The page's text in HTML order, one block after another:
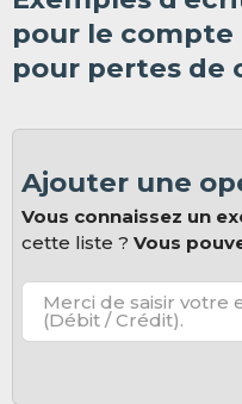
pour le compte
pour pertes de
Ajouter une
Vous connaissez un
cette liste ?Vous
Merci de saisir votre
(Débit / Crédit).